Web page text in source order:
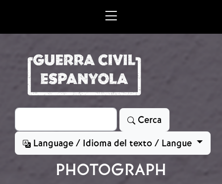
Cerca
Cerca
Language / Idioma del texto / Langue
PHOTOGRAPH